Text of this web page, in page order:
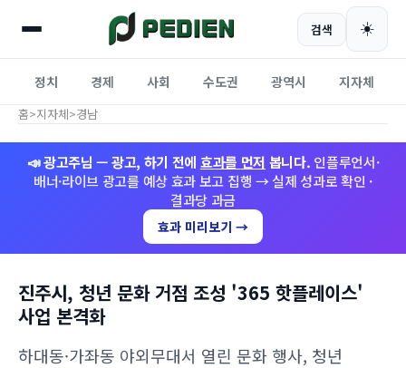
검색 ☀️
정치 경제 사회 수도권 광역시 지자체
홈>지자체>경남
📣 광고주님 — 광고, 하기 전에 효과를 먼저 봅니다. 인플루언서·
배너·라이브 광고를 예상 효과 보고 집행 → 실제 성과로 확인 ·
결과당 과금
효과 미리보기 →
진주시, 청년 문화 거점 조성 '365 핫플레이스'
사업 본격화
하대동·가좌동 야외무대서 열린 문화 행사, 청년